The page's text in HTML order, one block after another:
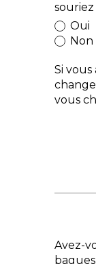
souriez
Oui
Non
Si vous
vous
Avez-